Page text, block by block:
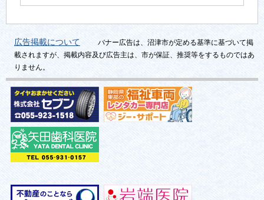
広告掲載について
バナー広告は、沼津市が定める基準に基づいて掲
載されますが、掲載内容及び広告主は、市が保証、推奨等をするものではあ
りません。